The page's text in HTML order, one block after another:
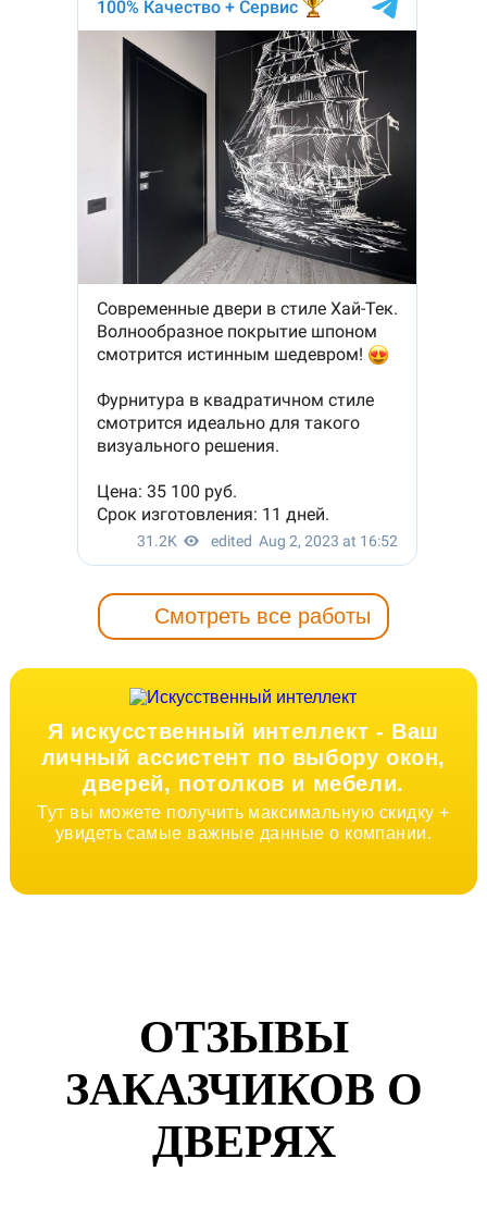
Смотреть все работы
Я искусственный интеллект - Ваш
личный ассистент по выбору окон,
дверей, потолков и мебели.
Тут вы можете получить максимальную скидку +
увидеть самые важные данные о компании.
ОТЗЫВЫ
ЗАКАЗЧИКОВ О
ДВЕРЯХ